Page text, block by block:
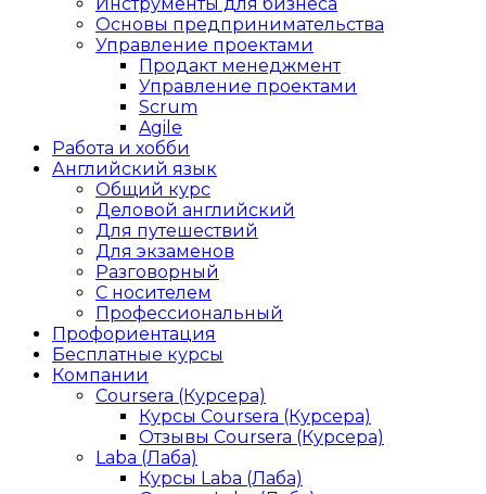
Основы предпринимательства
Управление проектами
Продакт менеджмент
Управление проектами
Scrum
Agile
Работа и хобби
Английский язык
Общий курс
Деловой английский
Для путешествий
Для экзаменов
Разговорный
С носителем
Профессиональный
Профориентация
Бесплатные курсы
Компании
Coursera (Курсера)
Курсы Coursera (Курсера)
Отзывы Coursera (Курсера)
Laba (Лаба)
Курсы Laba (Лаба)